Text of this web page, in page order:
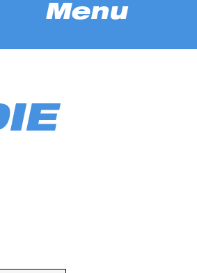
Menu